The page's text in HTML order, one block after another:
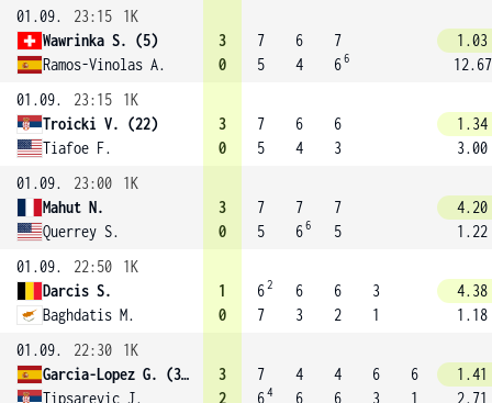
01.09.
23:15
1K
Wawrinka S. (5)
Ramos-Vinolas A.
3
0
7
5
6
4
7
66
1.03
12.67
01.09.
23:15
1K
Troicki V. (22)
Tiafoe F.
3
0
7
5
6
4
6
3
1.34
3.00
01.09.
23:00
1K
Mahut N.
Querrey S.
3
0
7
5
7
66
7
5
4.20
1.22
01.09.
22:50
1K
Darcis S.
Baghdatis M.
1
0
62
7
6
3
6
2
3
1
4.38
1.18
01.09.
22:30
1K
Garcia-Lopez G. (31)
Tipsarevic J.
3
2
7
64
4
6
4
6
6
3
6
1
1.41
2.71